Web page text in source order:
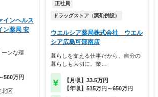
インヘルス
薬局 安
ーンな環
560万円
北区
正社員
ドラッグストア（調剤併設）
ウエルシア薬局株式会社 ウエル
シア広島可部南店
暮らしを支える仕事だから、自分の
暮らしも大切に。業…
【月収】33.5万円
【年収】515万円～650万円